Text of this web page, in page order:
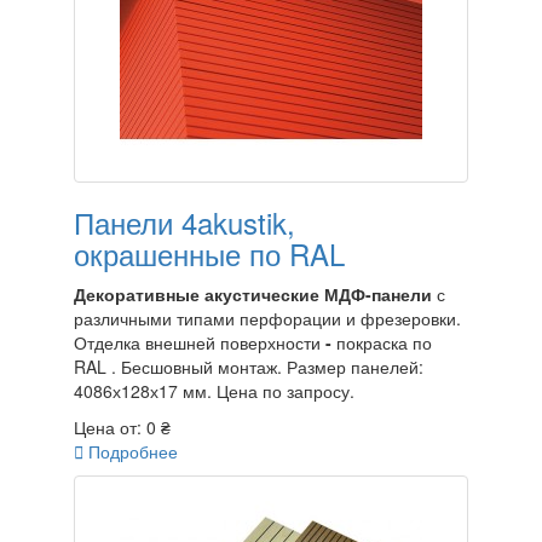
Панели 4akustik,
окрашенные по RAL
Декоративные акустические МДФ-панели с
различными типами перфорации и фрезеровки.
Отделка внешней поверхности - покраска по
RAL . Бесшовный монтаж. Размер панелей:
4086х128х17 мм. Цена по запросу.
Цена от: 0 ₴
 Подробнее